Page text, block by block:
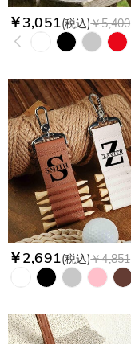
￥3,051(税込)￥5,400
￥2,691(税込)￥4,851